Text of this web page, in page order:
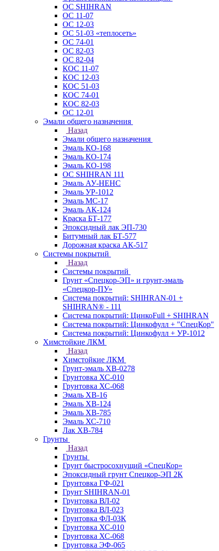
ОС SHIHRAN
ОС 11-07
ОС 12-03
ОС 51-03 «теплосеть»
ОС 74-01
ОС 82-03
ОС 82-04
КОС 11-07
КОС 12-03
КОС 51-03
КОС 74-01
КОС 82-03
ОС 12-01
Эмали общего назначения
Назад
Эмали общего назначения
Эмаль КО-168
Эмаль КО-174
Эмаль КО-198
ОС SHIHRAN 111
Эмаль АУ-НЕНС
Эмаль УР-1012
Эмаль МС-17
Эмаль АК-124
Краска БТ-177
Эпоксидный лак ЭП-730
Битумный лак БТ-577
Дорожная краска АК-517
Системы покрытий
Назад
Системы покрытий
Грунт «Спецкор-ЭП» и грунт-эмаль
«Спецкор-ПУ»
Система покрытий: SHIHRAN-01 +
SHIHRAN® - 111
Система покрытий: ЦинкоFull + SHIHRAN
Система покрытий: Цинкофулл + "СпецКор"
Система покрытий: Цинкофулл + УР-1012
Химстойкие ЛКМ
Назад
Химстойкие ЛКМ
Грунт-эмаль ХВ-0278
Грунтовка ХС-010
Грунтовка ХС-068
Эмаль ХВ-16
Эмаль ХВ-124
Эмаль ХВ-785
Эмаль ХС-710
Лак ХВ-784
Грунты
Назад
Грунты
Грунт быстросохнущий «СпецКор»
Эпоксидный грунт Спецкор-ЭП 2К
Грунтовка ГФ-021
Грунт SHIHRAN-01
Грунтовка ВЛ-02
Грунтовка ВЛ-023
Грунтовка ФЛ-03К
Грунтовка ХС-010
Грунтовка ХС-068
Грунтовка ЭФ-065